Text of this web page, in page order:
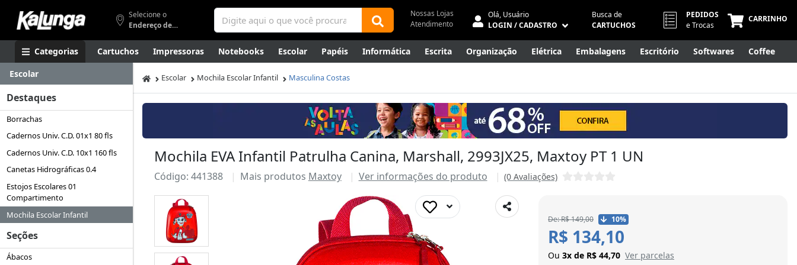
Selecione o
Endereço de entrega
Nossas Lojas
Atendimento
Olá, Usuário
LOGIN / CADASTRO
Busca de
CARTUCHOS
PEDIDOS
e Trocas
CARRINHO
Categorias Cartuchos Impressoras Notebooks Escolar Papéis Informática Escrita Organização Elétrica Embalagens Escritório Softwares Coffee
Apresentação Smartphones Artes Gamers Higiene Mídias Envelopes
Canetas Luxo
Outlet
Escolar
Destaques
Borrachas
Cadernos Univ. C.D. 01x1 80 fls
Cadernos Univ. C.D. 10x1 160 fls
Canetas Hidrográficas 0.4
Estojos Escolares 01
Compartimento
Mochila Escolar Infantil
Seções
Ábacos
Escolar Mochila Escolar Infantil Masculina Costas
Mochila EVA Infantil Patrulha Canina, Marshall, 2993JX25, Maxtoy PT 1 UN
Código: 441388 Mais produtos Maxtoy Ver informações do produto (0 Avaliações)
De: R$ 149,00 10%
R$ 134,10
Ou 3x de R$ 44,70 Ver parcelas